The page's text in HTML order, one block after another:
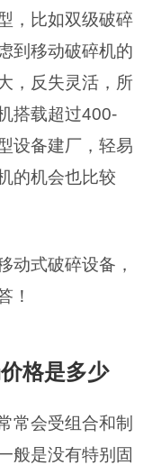
，比如双级破碎
到移动破碎机的
，反失灵活，所
搭载超过400-
设备建厂，轻易
的机会也比较
动式破碎设备，
！
格是多少
常会受组合和制
般是没有特别固